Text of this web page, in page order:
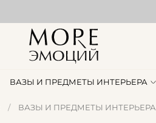
ВАЗЫ И ПРЕДМЕТЫ ИНТЕРЬЕРА
ВАЗЫ И ПРЕДМЕТЫ ИНТЕРЬЕРА